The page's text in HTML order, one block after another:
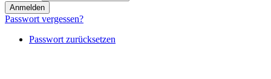
Passwort vergessen?
Passwort zurücksetzen